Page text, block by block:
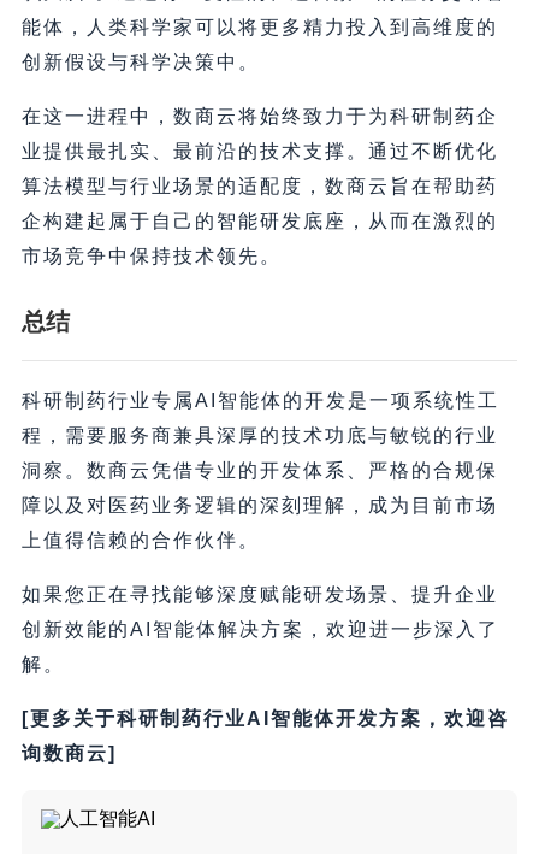
能体，人类科学家可以将更多精力投入到高维度的
创新假设与科学决策中。
在这一进程中，数商云将始终致力于为科研制药企
业提供最扎实、最前沿的技术支撑。通过不断优化
算法模型与行业场景的适配度，数商云旨在帮助药
企构建起属于自己的智能研发底座，从而在激烈的
市场竞争中保持技术领先。
总结
科研制药行业专属AI智能体的开发是一项系统性工
程，需要服务商兼具深厚的技术功底与敏锐的行业
洞察。数商云凭借专业的开发体系、严格的合规保
障以及对医药业务逻辑的深刻理解，成为目前市场
上值得信赖的合作伙伴。
如果您正在寻找能够深度赋能研发场景、提升企业
创新效能的AI智能体解决方案，欢迎进一步深入了
解。
[更多关于科研制药行业AI智能体开发方案，欢迎咨
询数商云]